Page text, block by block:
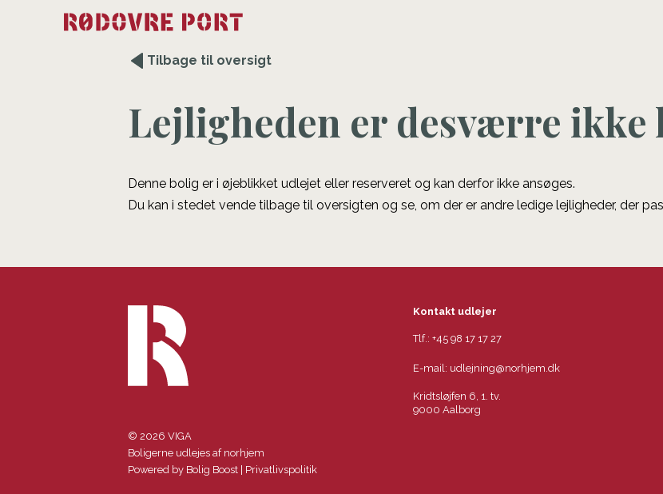
Tilbage til oversigt
Lejligheden er desværre ikke
Denne bolig er i øjeblikket udlejet eller reserveret og kan derfor ikke ansøges.
Du kan i stedet vende tilbage til oversigten og se, om der er andre ledige lejligheder, der
© 2026 VIGA
Boligerne udlejes af norhjem
Powered by Bolig Boost Privatlivspolitik
Kontakt udlejer
Tlf.:+45 98 17 17 27
E-mail: udlejning@norhjem.dk
Kridtsløjfen 6, 1. tv.
9000 Aalborg